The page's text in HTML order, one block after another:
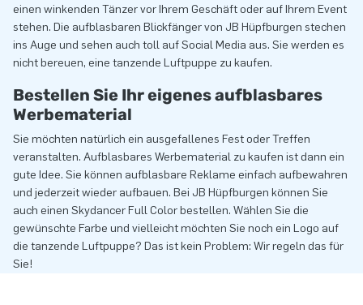
einen winkenden Tänzer vor Ihrem Geschäft oder auf Ihrem Event
stehen. Die aufblasbaren Blickfänger von JB Hüpfburgen stechen
ins Auge und sehen auch toll auf Social Media aus. Sie werden es
nicht bereuen, eine tanzende Luftpuppe zu kaufen.
Bestellen Sie Ihr eigenes aufblasbares
Werbematerial
Sie möchten natürlich ein ausgefallenes Fest oder Treffen
veranstalten. Aufblasbares Werbematerial zu kaufen ist dann ein
gute Idee. Sie können aufblasbare Reklame einfach aufbewahren
und jederzeit wieder aufbauen. Bei JB Hüpfburgen können Sie
auch einen Skydancer Full Color bestellen. Wählen Sie die
gewünschte Farbe und vielleicht möchten Sie noch ein Logo auf
die tanzende Luftpuppe? Das ist kein Problem: Wir regeln das für
Sie!